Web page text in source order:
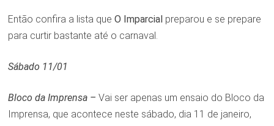
Então confira a lista que O Imparcial preparou e se prepare
para curtir bastante até o carnaval.
Sábado 11/01
Bloco da Imprensa – Vai ser apenas um ensaio do Bloco da
Imprensa, que acontece neste sábado, dia 11 de janeiro,